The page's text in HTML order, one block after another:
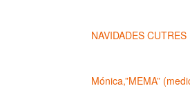
NAVIDADES CUTRES
Mónica,”MEMA”